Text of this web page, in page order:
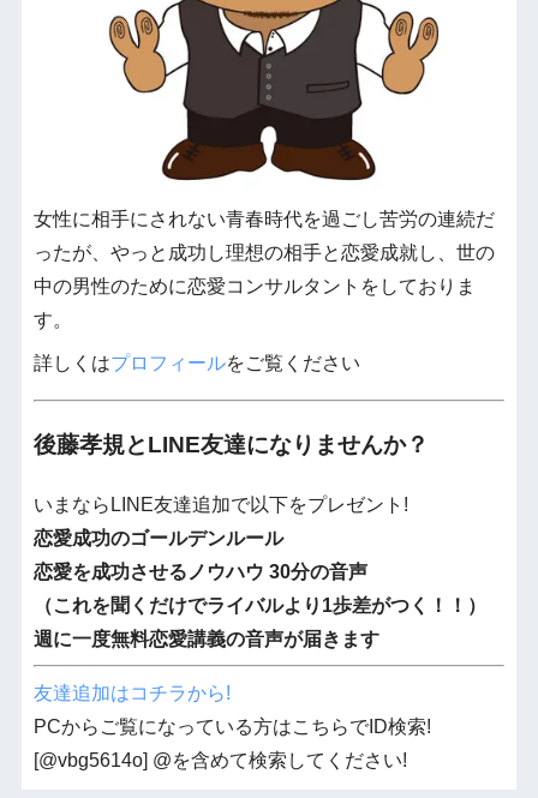
女性に相手にされない青春時代を過ごし苦労の連続だ
ったが、やっと成功し理想の相手と恋愛成就し、世の
中の男性のために恋愛コンサルタントをしておりま
す。
詳しくはプロフィールをご覧ください
後藤孝規とLINE友達になりませんか？
いまならLINE友達追加で以下をプレゼント!
恋愛成功のゴールデンルール
恋愛を成功させるノウハウ 30分の音声
（これを聞くだけでライバルより1歩差がつく！！）
週に一度無料恋愛講義の音声が届きます
友達追加はコチラから!
PCからご覧になっている方はこちらでID検索!
[@vbg5614o] @を含めて検索してください!